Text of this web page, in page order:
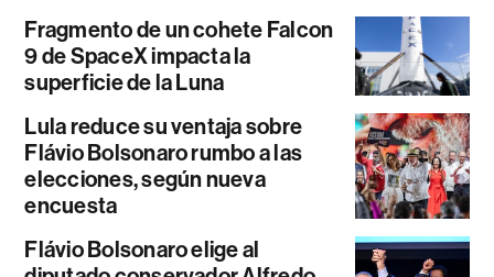
Fragmento de un cohete Falcon
9 de SpaceX impacta la
superficie de la Luna
Lula reduce su ventaja sobre
Flávio Bolsonaro rumbo a las
elecciones, según nueva
encuesta
Flávio Bolsonaro elige al